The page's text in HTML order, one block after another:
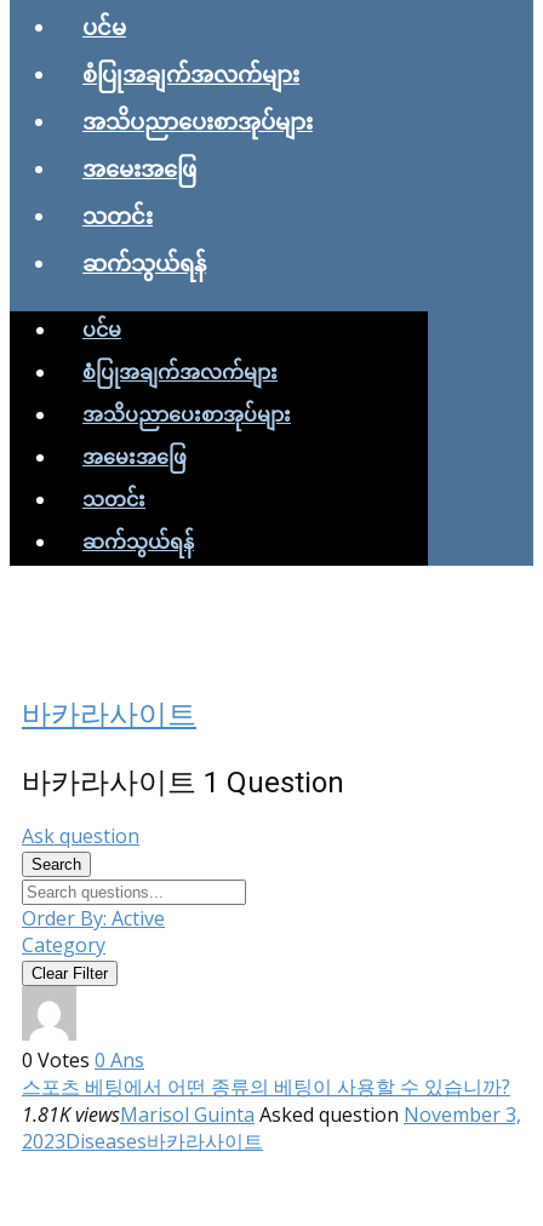
ပင်မ
စံပြုအချက်အလက်များ
အသိပညာပေးစာအုပ်များ
အမေးအဖြေ
သတင်း
ဆက်သွယ်ရန်
ပင်မ
စံပြုအချက်အလက်များ
အသိပညာပေးစာအုပ်များ
အမေးအဖြေ
သတင်း
ဆက်သွယ်ရန်
바카라사이트
바카라사이트 1 Question
Ask question
Search
Order By: Active
Category
Clear Filter
0 Votes 0 Ans
스포츠 베팅에서 어떤 종류의 베팅이 사용할 수 있습니까?
1.81K viewsMarisol Guinta Asked question November 3,
2023Diseases바카라사이트